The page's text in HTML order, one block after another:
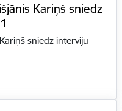
Kariņš sniedz
sniedz interviju